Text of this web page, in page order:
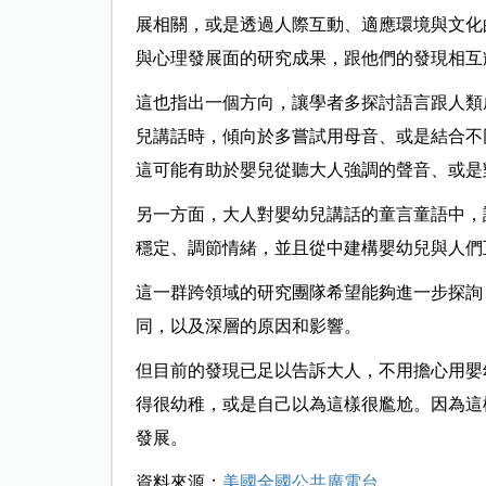
展相關，或是透過人際互動、適應環境與文
與心理發展面的研究成果，跟他們的發現相
這也指出一個方向，讓學者多探討語言跟人
兒講話時，傾向於多嘗試用母音、或是結合
這可能有助於嬰兒從聽大人強調的聲音、或
另一方面，大人對嬰幼兒講話的童言童語中
穩定、調節情緒，並且從中建構嬰幼兒與人
這一群跨領域的研究團隊希望能夠進一步探
同，以及深層的原因和影響。
但目前的發現已足以告訴大人，不用擔心用
得很幼稚，或是自己以為這樣很尷尬。因為
發展。